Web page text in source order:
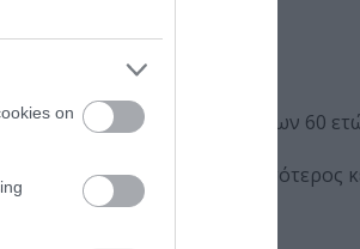
on
πιθανότητα σε άτομα άνω των 60
διαφορών (π.χ. λεπτότερος
και λατίνους).